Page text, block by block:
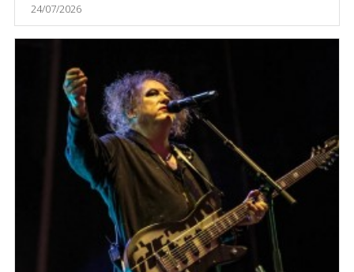
24/07/2026